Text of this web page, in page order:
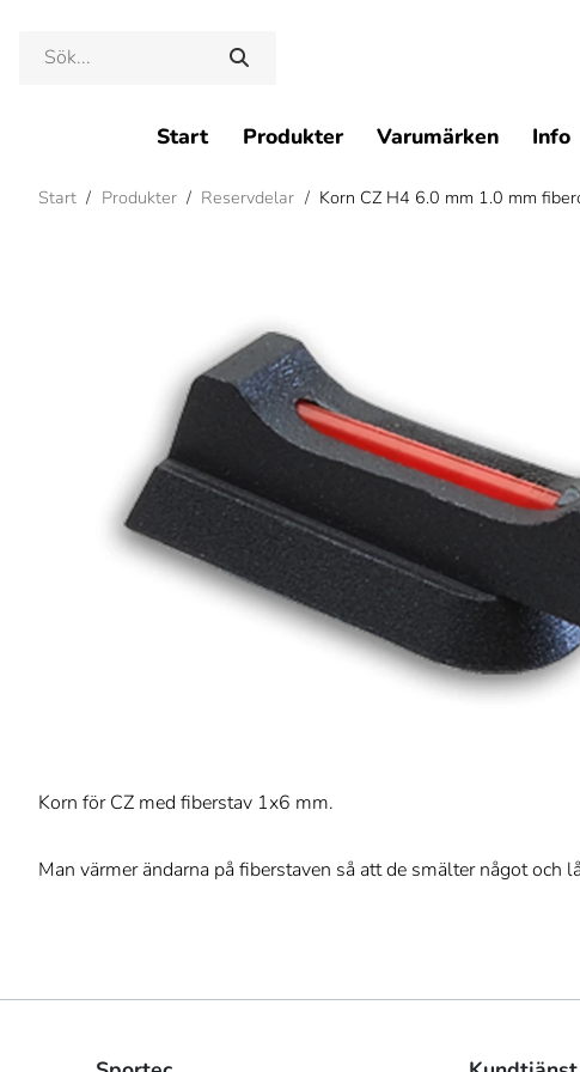
Start Produkter Varumärken Info
Start / Produkter / Reservdelar / Korn CZ H4 6.0 mm 1.0 mm
Korn för CZ med fiberstav 1x6 mm.
Man värmer ändarna på fiberstaven så att de smälter något och